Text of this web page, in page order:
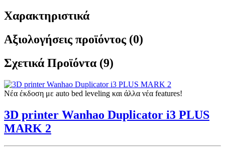
Χαρακτηριστικά
Αξιολογήσεις προϊόντος (0)
Σχετικά Προϊόντα (9)
Νέα έκδοση με auto bed leveling και άλλα νέα features!
3D printer Wanhao Duplicator i3 PLUS
MARK 2